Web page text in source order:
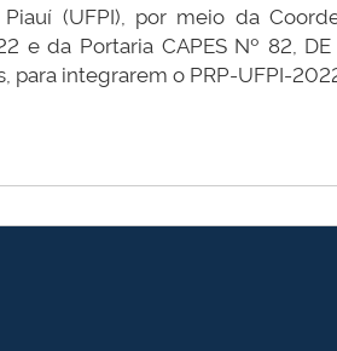
(UFPI), por meio da
e da Portaria CAPES Nº 82,
para integrarem o PRP-UFPI-